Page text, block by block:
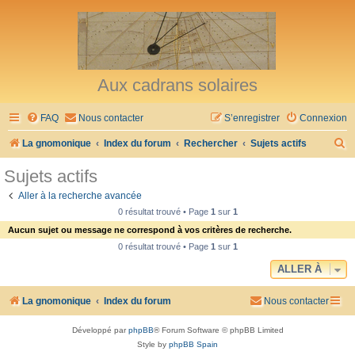
Aux cadrans solaires
FAQ Nous contacter Connexion
S’enregistrer
La gnomonique Index du forum Rechercher Sujets actifs
h
Sujets actifs
Aller à la recherche avancée
0 résultat trouvé • Page 1sur 1
Aucun sujet ou message ne correspond à vos critères de recherche.
0 résultat trouvé • Page 1sur 1
ALLER À
La gnomonique Index du forum Nous contacter
Développé parphpBB® Forum Software © phpBB Limited
Style by phpBB Spain